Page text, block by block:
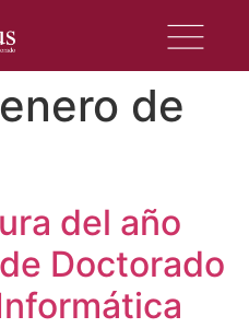
de
del año
Doctorado